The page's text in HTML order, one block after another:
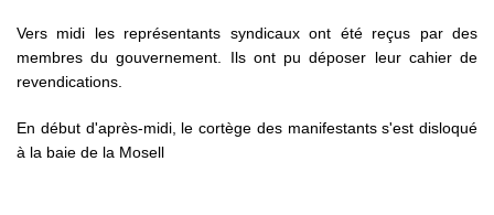
Vers midi les représentants syndicaux ont été reçus par des
membres du gouvernement. Ils ont pu déposer leur cahier de
revendications.
En début d'après-midi, le cortège des manifestants s'est disloqué
à la baie de la Mosell